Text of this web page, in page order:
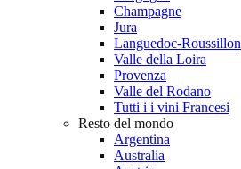
Champagne
Jura
Languedoc-Roussillon
Valle della Loira
Provenza
Valle del Rodano
Tutti i i vini Francesi
Resto del mondo
Argentina
Australia